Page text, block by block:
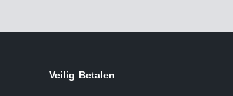
Veilig Betalen